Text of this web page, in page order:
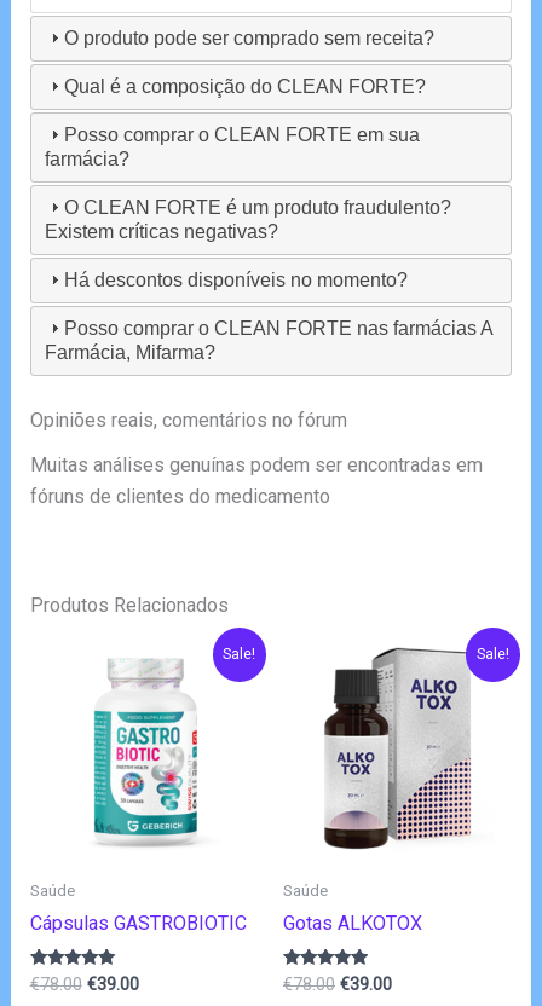
O produto pode ser comprado sem receita?
Qual é a composição do CLEAN FORTE?
Posso comprar o CLEAN FORTE em sua
farmácia?
O CLEAN FORTE é um produto fraudulento?
Existem críticas negativas?
Há descontos disponíveis no momento?
Posso comprar o CLEAN FORTE nas farmácias A
Farmácia, Mifarma?
Opiniões reais, comentários no fórum
Muitas análises genuínas podem ser encontradas em
fóruns de clientes do medicamento
Produtos Relacionados
Sale!
Saúde
Cápsulas GASTROBIOTIC
Avaliação
€78.00 O
€39.00O
Sale!
Saúde
Gotas ALKOTOX
Avaliação
€78.00 O
€39.00O